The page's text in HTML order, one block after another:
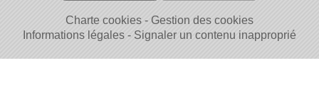
Charte cookies
Gestion des cookies
Informations légales
Signaler un contenu inapproprié